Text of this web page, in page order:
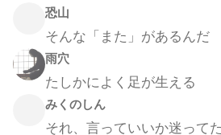
恐山
そんな「また」があるんだ
雨穴
たしかによく足が生える
みくのしん
それ、言っていいか迷って